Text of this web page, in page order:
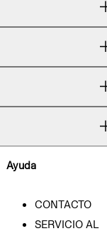
Ayuda
CONTACTO
SERVICIO AL